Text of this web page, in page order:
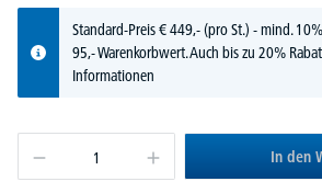
Standard-Preis€449,-(pro St.) - mind.
95,- Warenkorbwert. Auch bis zu 20%
Informationen
In den